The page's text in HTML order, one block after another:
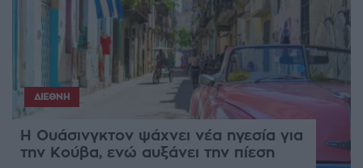
ΔΙΕΘΝΉ
Η Ουάσινγκτον ψάχνει νέα ηγεσία για
την Κούβα, ενώ αυξάνει την πίεση